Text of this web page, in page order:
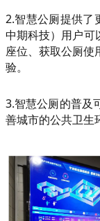
2.智慧公厕提供了
中期科技）用户可
座位、获取公厕使
验。
3.智慧公厕的普及
善城市的公共卫生